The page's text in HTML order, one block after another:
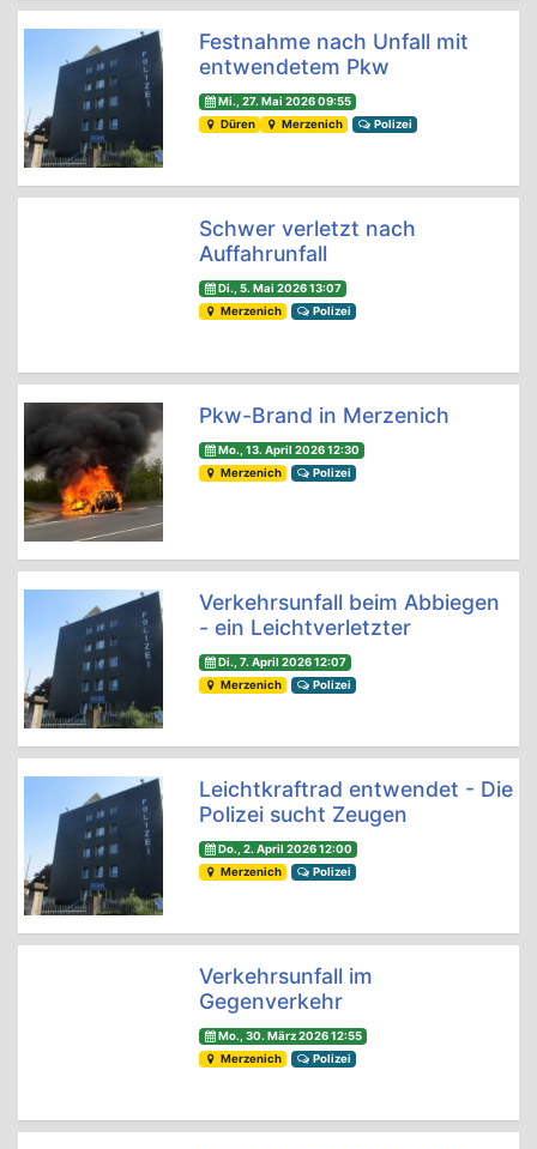
Festnahme nach Unfall mit
entwendetem Pkw
Mi., 27. Mai 2026 09:55
Düren
Merzenich Polizei
Schwer verletzt nach
Auffahrunfall
Di., 5. Mai 2026 13:07
Merzenich
Polizei
Pkw-Brand in Merzenich
Mo., 13. April 2026 12:30
Merzenich
Polizei
Verkehrsunfall beim Abbiegen
- ein Leichtverletzter
Di., 7. April 2026 12:07
Merzenich
Polizei
Leichtkraftrad entwendet - Die
Polizei sucht Zeugen
Do., 2. April 2026 12:00
Merzenich
Polizei
Verkehrsunfall im
Gegenverkehr
Mo., 30. März 2026 12:55
Merzenich
Polizei